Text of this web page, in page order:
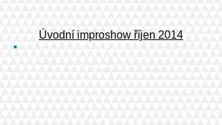
Úvodní improshow říjen 2014